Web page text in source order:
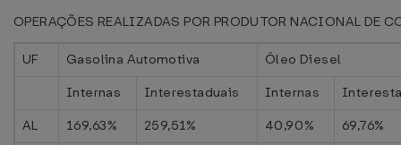
OPERAÇÕES REALIZADAS POR PRODUTOR NACIONAL DE
UF Gasolina Automotiva
Óleo Diesel
Internas
Interestaduais Internas
AL
169,63% 259,51% 40,90%
69,76%